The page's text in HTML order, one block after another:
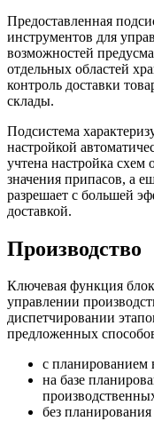
Предоставленная
инструментов для
возможностей
отдельных областей
контроль доставки
склады.
Подсистема
настройкой
учтена настройка схем
значения припасов, а
разрешает с большей
доставкой.
Производство
Ключевая функция
управлении
диспетчировании
предложенных
с планированием
на базе
без